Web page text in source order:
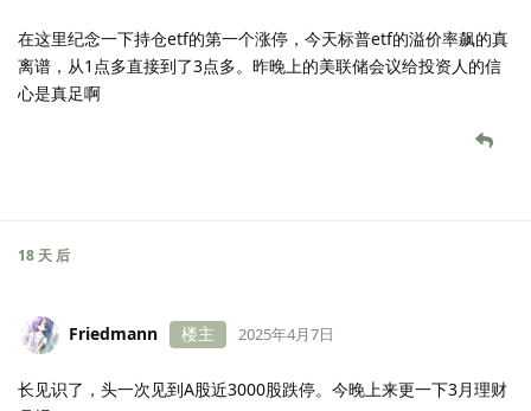
10 天 后